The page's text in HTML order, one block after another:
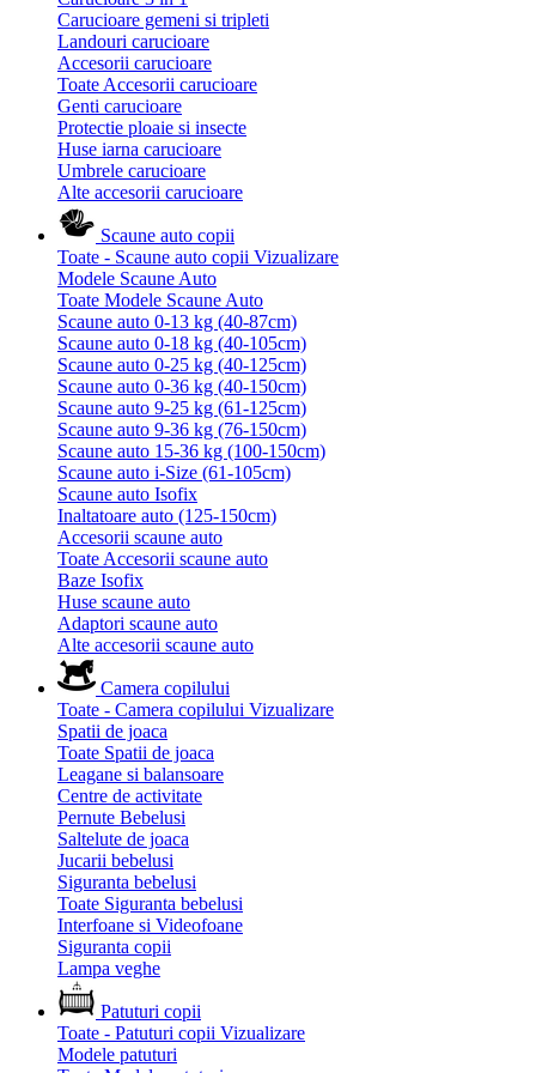
Carucioare gemeni si tripleti
Landouri carucioare
Accesorii carucioare
Toate Accesorii carucioare
Genti carucioare
Protectie ploaie si insecte
Huse iarna carucioare
Umbrele carucioare
Alte accesorii carucioare
Scaune auto copii
Toate - Scaune auto copii Vizualizare
Modele Scaune Auto
Toate Modele Scaune Auto
Scaune auto 0-13 kg (40-87cm)
Scaune auto 0-18 kg (40-105cm)
Scaune auto 0-25 kg (40-125cm)
Scaune auto 0-36 kg (40-150cm)
Scaune auto 9-25 kg (61-125cm)
Scaune auto 9-36 kg (76-150cm)
Scaune auto 15-36 kg (100-150cm)
Scaune auto i-Size (61-105cm)
Scaune auto Isofix
Inaltatoare auto (125-150cm)
Accesorii scaune auto
Toate Accesorii scaune auto
Baze Isofix
Huse scaune auto
Adaptori scaune auto
Alte accesorii scaune auto
Camera copilului
Toate - Camera copilului Vizualizare
Spatii de joaca
Toate Spatii de joaca
Leagane si balansoare
Centre de activitate
Pernute Bebelusi
Saltelute de joaca
Jucarii bebelusi
Siguranta bebelusi
Toate Siguranta bebelusi
Interfoane si Videofoane
Siguranta copii
Lampa veghe
Patuturi copii
Toate - Patuturi copii Vizualizare
Modele patuturi